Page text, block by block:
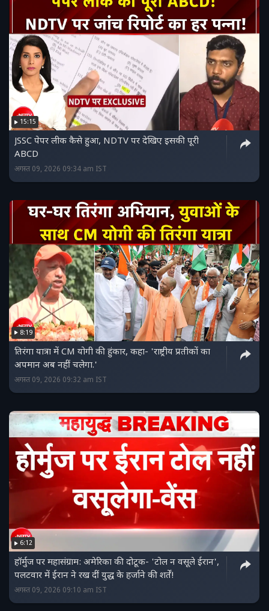
15:15
JSSC पेपर लीक कैसे हुआ, NDTV पर देखिए इसकी पूरी
ABCD
अगस्त 09, 2026 09:34 am IST
8:19
तिरंगा यात्रा में CM योगी की हुंकार, कहा- 'राष्ट्रीय प्रतीकों का
अपमान अब नहीं चलेगा.'
अगस्त 09, 2026 09:32 am IST
6:12
हॉर्मुज पर महासंग्राम: अमेरिका की दोटूक- 'टोल न वसूले ईरान',
पलटवार में ईरान ने रख दीं युद्ध के हर्जाने की शर्तें!
अगस्त 09, 2026 09:10 am IST